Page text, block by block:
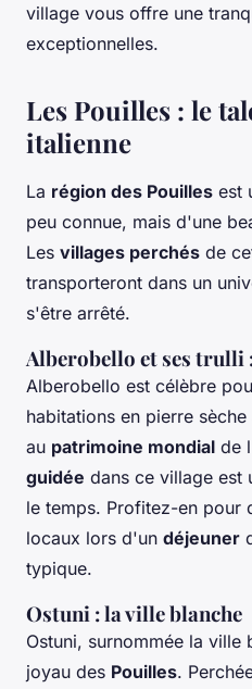
village vous offre une
exceptionnelles.
Les Pouilles : le
italienne
La région des Pouilles est
peu connue, mais d'une
Les villages perchés de
transporteront dans un
s'être arrêté.
Alberobello et ses trulli
Alberobello est célèbre
habitations en pierre
au patrimoine mondial de
guidée dans ce village est
le temps. Profitez-en pour
locaux lors d'un déjeuner
typique.
Ostuni : la ville blanche
Ostuni, surnommée la ville
joyau des Pouilles.